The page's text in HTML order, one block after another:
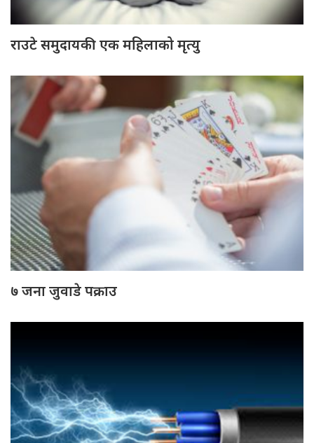
राउटे समुदायकी एक महिलाको मृत्यु
७ जना जुवाडे पक्राउ